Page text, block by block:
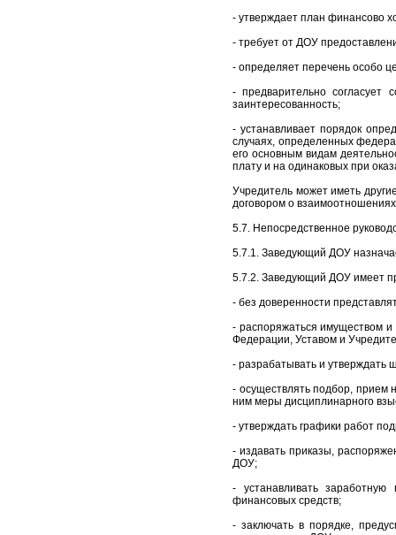
- утверждает план финансово
- требует от ДОУ
- определяет перечень особо
- предварительно
заинтересованность;
- устанавливает порядок
случаях, определенных
его основным видам
плату и на одинаковых при
Учредитель может иметь
договором о
5.7. Непосредственное
5.7.1. Заведующий ДОУ
5.7.2. Заведующий ДОУ имеет
- без доверенности
- распоряжаться имуществом
Федерации, Уставом и
- разрабатывать и утверждать
- осуществлять подбор, прием
ним меры дисциплинарного
- утверждать графики работ
- издавать приказы,
ДОУ;
- устанавливать
финансовых средств;
- заключать в порядке,